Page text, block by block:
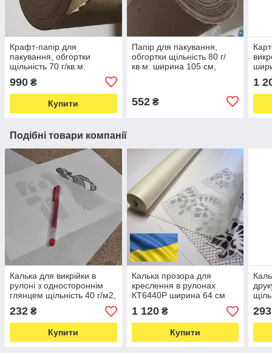
Крафт-папір для
пакування, обгортки
щільність 70 г/кв.м.
ширина 100 см, довжина ≈
70 метрів, рулон 5 кг
(5673)
990 ₴
Купити
Папір для пакування,
обгортки щільність 80 г/
кв.м. ширина 105 см,
552₴
1
Подібні товари компанії
Калька для викрійки в
рулоні з одностороннім
глянцем щільність 40 г/м2,
ширина 64 см довжина 15
метрів (7118)
232 ₴
Купити
Калька прозора для
креслення в рулонах
КТ6440Р ширина 64 см
довжина 40 метрів,
щільність 52г/м.кв (7222)
1 120₴
Купити
84
293